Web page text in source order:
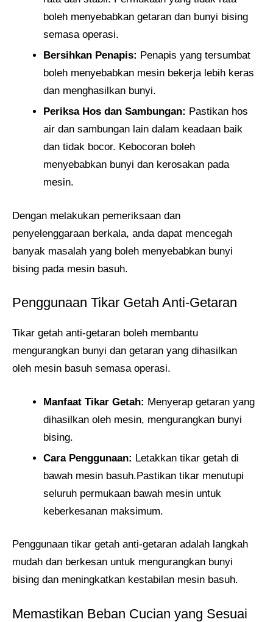
boleh menyebabkan getaran dan bunyi bising
semasa operasi.
Bersihkan Penapis: Penapis yang tersumbat
boleh menyebabkan mesin bekerja lebih keras
dan menghasilkan bunyi.
Periksa Hos dan Sambungan: Pastikan hos
air dan sambungan lain dalam keadaan baik
dan tidak bocor. Kebocoran boleh
menyebabkan bunyi dan kerosakan pada
mesin.
Dengan melakukan pemeriksaan dan
penyelenggaraan berkala, anda dapat mencegah
banyak masalah yang boleh menyebabkan bunyi
bising pada mesin basuh.
Penggunaan Tikar Getah Anti-Getaran
Tikar getah anti-getaran boleh membantu
mengurangkan bunyi dan getaran yang dihasilkan
oleh mesin basuh semasa operasi.
Manfaat Tikar Getah: Menyerap getaran yang
dihasilkan oleh mesin, mengurangkan bunyi
bising.
Cara Penggunaan: Letakkan tikar getah di
bawah mesin basuh.Pastikan tikar menutupi
seluruh permukaan bawah mesin untuk
keberkesanan maksimum.
Penggunaan tikar getah anti-getaran adalah langkah
mudah dan berkesan untuk mengurangkan bunyi
bising dan meningkatkan kestabilan mesin basuh.
Memastikan Beban Cucian yang Sesuai